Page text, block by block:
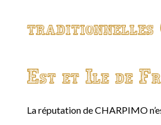
traditionnelles
Est et Ile de
La réputation de CHARPIMO